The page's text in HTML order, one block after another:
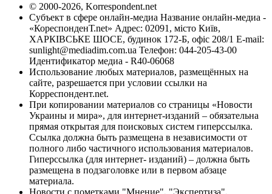
© 2000-2026, Korrespondent.net
Субъект в сфере онлайн-медиа Название онлайн-медиа -
«КореспонденТ.net» Адрес: 02091, місто Київ,
ХАРКІВСЬКЕ ШОСЕ, будинок 172-Б, офіс 208/1 E-mail:
sunlight@mediadim.com.ua Телефон: 044-205-43-00
Идентификатор медиа - R40-06068
Использование любых материалов, размещённых на
сайте, разрешается при условии ссылки на
Корреспондент.net.
При копировании материалов со страницы «Новости
Украины и мира», для интернет-изданий – обязательна
прямая открытая для поисковых систем гиперссылка.
Ссылка должна быть размещена в независимости от
полного либо частичного использования материалов.
Гиперссылка (для интернет- изданий) – должна быть
размещена в подзаголовке или в первом абзаце
материала.
Новости с пометками "Мнение", "Экспертиза",